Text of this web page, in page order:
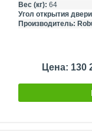
Вес (кг): 64
Угол открытия двери
Производитель:
Цена: 130